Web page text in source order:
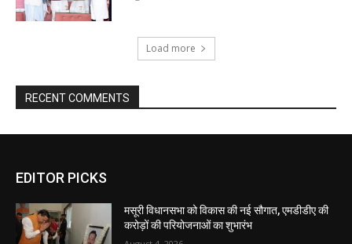
EDITOR PICKS
मसूरी विधानसभा को विकास की नई सौगात, एमडीडीए की
करोड़ों की परियोजनाओं का शुभारंभ